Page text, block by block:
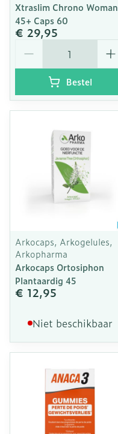
Xtraslim Chrono Woman
45+ Caps 60
€ 29,95
Bestel
Arkocaps, Arkogelules,
Arkopharma
Arkocaps Ortosiphon
Plantaardig 45
€ 12,95
Niet beschikbaar